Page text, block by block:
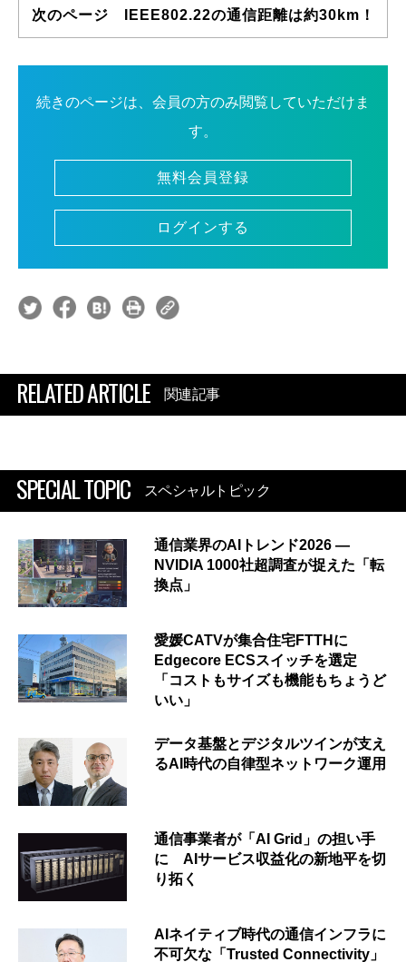
次のページ IEEE802.22の通信距離は約30km！
続きのページは、会員の方のみ閲覧していただけま
す。
無料会員登録
ログインする
RELATED ARTICLE 関連記事
SPECIAL TOPIC スペシャルトピック
通信業界のAIトレンド2026 ―
NVIDIA 1000社超調査が捉えた「転
換点」
愛媛CATVが集合住宅FTTHに
Edgecore ECSスイッチを選定
「コストもサイズも機能もちょうど
いい」
データ基盤とデジタルツインが支え
るAI時代の自律型ネットワーク運用
通信事業者が「AI Grid」の担い手
に AIサービス収益化の新地平を切
り拓く
AIネイティブ時代の通信インフラに
不可欠な「Trusted Connectivity」